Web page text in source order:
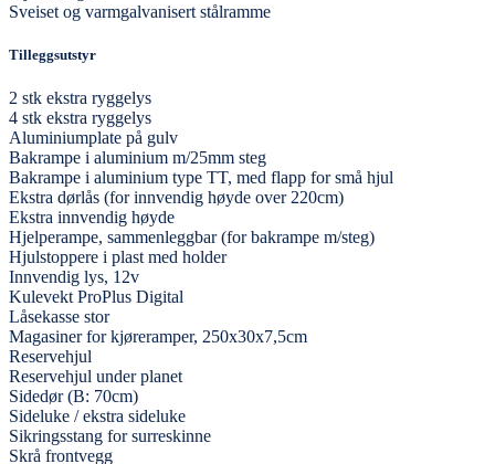
Sveiset og varmgalvanisert stålramme
Tilleggsutstyr
2 stk ekstra ryggelys
4 stk ekstra ryggelys
Aluminiumplate på gulv
Bakrampe i aluminium m/25mm steg
Bakrampe i aluminium type TT, med flapp for små hjul
Ekstra dørlås (for innvendig høyde over 220cm)
Ekstra innvendig høyde
Hjelperampe, sammenleggbar (for bakrampe m/steg)
Hjulstoppere i plast med holder
Innvendig lys, 12v
Kulevekt ProPlus Digital
Låsekasse stor
Magasiner for kjøreramper, 250x30x7,5cm
Reservehjul
Reservehjul under planet
Sidedør (B: 70cm)
Sideluke / ekstra sideluke
Sikringsstang for surreskinne
Skrå frontvegg